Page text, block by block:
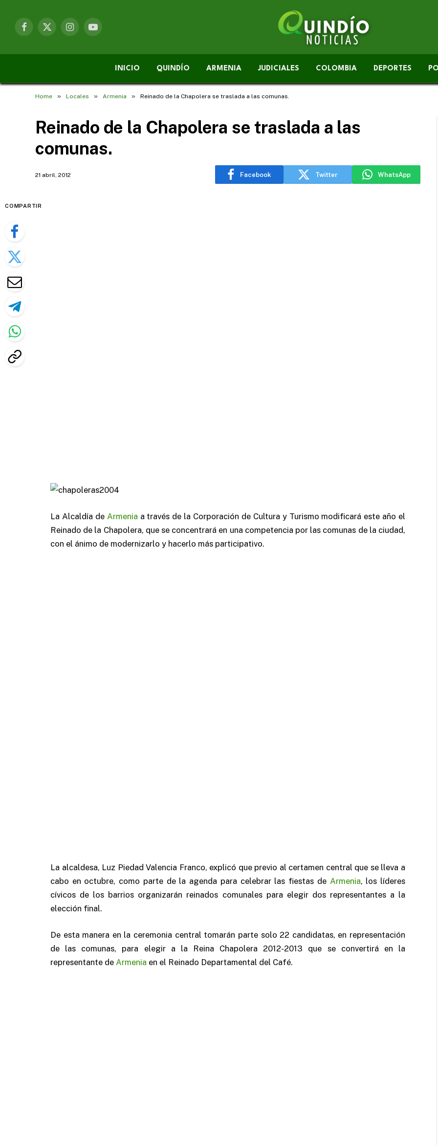
Facebook
X
InstagramYouTube
INICIO QUINDÍO ARMENIA JUDICIALES COLOMBIA DEPORTES
Home » Locales » Armenia » Reinado de la Chapolera se traslada a las comunas.
Reinado de la Chapolera se traslada a las
comunas.
21 abril, 2012 Facebook Twitter WhatsApp
COMPARTIR
La Alcaldía de Armenia a través de la Corporación de Cultura y Turismo modificará este año el
Reinado de la Chapolera, que se concentrará en una competencia por las comunas de la ciudad,
con el ánimo de modernizarlo y hacerlo más participativo.
La alcaldesa, Luz Piedad Valencia Franco, explicó que previo al certamen central que se lleva a
cabo en octubre, como parte de la agenda para celebrar las fiestas de Armenia, los líderes
cívicos de los barrios organizarán reinados comunales para elegir dos representantes a la
elección final.
De esta manera en la ceremonia central tomarán parte solo 22 candidatas, en representación
de las comunas, para elegir a la Reina Chapolera 2012-2013 que se convertirá en la
representante de Armenia en el Reinado Departamental del Café.